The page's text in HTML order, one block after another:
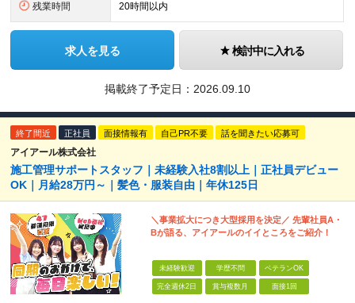
残業時間 20時間以内
求人を見る 検討中に入れる
掲載終了予定日： 2026.09.10
終了間近 正社員 面接情報有 自己PR不要 話を聞きたい応募可
アイアール株式会社
施工管理サポートスタッフ｜未経験入社8割以上｜正社員デビュー
OK｜月給28万円～｜髪色・服装自由｜年休125日
＼事業拡大につき大型採用を決定／ 先輩社員A・
Bが語る、アイアールのイイところをご紹介！
未経験歓迎 学歴不問 ベテランOK
完全週休2日 賞与複数月 面接1回